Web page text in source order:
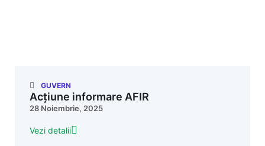
GUVERN
Acțiune informare AFIR
28 Noiembrie, 2025
Vezi detalii